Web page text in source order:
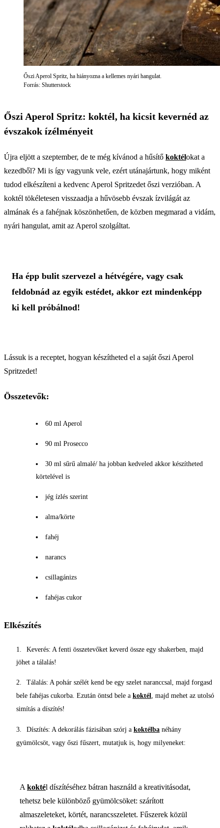
Őszi Aperol Spritz, ha hiányozna a kellemes nyári hangulat.
Forrás: Shutterstock
Őszi Aperol Spritz: koktél, ha kicsit kevernéd az
évszakok ízélményeit
Újra eljött a szeptember, de te még kívánod a hűsítő koktélokat a
kezedből? Mi is így vagyunk vele, ezért utánajártunk, hogy miként
tudod elkészíteni a kedvenc Aperol Spritzedet őszi verzióban. A
koktél tökéletesen visszaadja a hűvösebb évszak ízvilágát az
almának és a fahéjnak köszönhetően, de közben megmarad a vidám,
nyári hangulat, amit az Aperol szolgáltat.
Ha épp bulit szervezel a hétvégére, vagy csak
feldobnád az egyik estédet, akkor ezt mindenképp
ki kell próbálnod!
Lássuk is a receptet, hogyan készítheted el a saját őszi Aperol
Spritzedet!
Összetevők:
60 ml Aperol
90 ml Prosecco
30 ml sűrű almalé/ ha jobban kedveled akkor készítheted
körtelével is
jég ízlés szerint
alma/körte
fahéj
narancs
csillagánizs
fahéjas cukor
Elkészítés
Keverés: A fenti összetevőket keverd össze egy shakerben, majd
jöhet a tálalás!
Tálalás: A pohár szélét kend be egy szelet naranccsal, majd forgasd
bele fahéjas cukorba. Ezután öntsd bele a koktél
, majd mehet az utolsó
simítás a díszítés!
Díszítés: A dekorálás fázisában szórj a koktélba néhány
gyümölcsöt, vagy őszi fűszert, mutatjuk is, hogy milyeneket:
A koktél díszítéséhez bátran használd a kreativitásodat,
tehetsz bele különböző gyümölcsöket: szárított
almaszeleteket, körtét, narancsszeletet. Fűszerek közül